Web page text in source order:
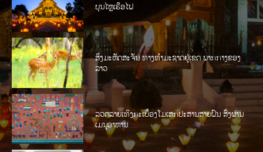
ບຸນໄຫຼເຮືອໄຟ
ສິ່ງມະຫັດສະຈັນ ທາງທໍາມະຊາດຢູ່ເຂດ ພາກກາງຂອງ
ລາວ
ລວດລາຍເທິງກະເບື້ອງໂມເສກປະສານສາຍຝົນ ສົ່ງຜ່ານ
ເມນູອາຫານ